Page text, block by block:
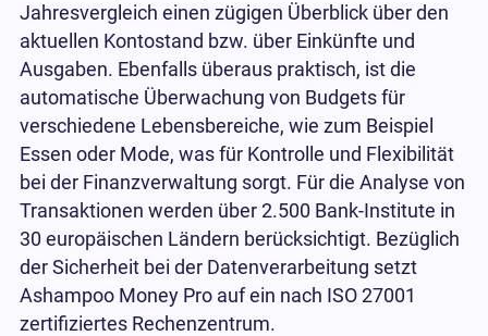
Jahresvergleich einen zügigen Überblick über den
aktuellen Kontostand bzw. über Einkünfte und
Ausgaben. Ebenfalls überaus praktisch, ist die
automatische Überwachung von Budgets für
verschiedene Lebensbereiche, wie zum Beispiel
Essen oder Mode, was für Kontrolle und Flexibilität
bei der Finanzverwaltung sorgt. Für die Analyse von
Transaktionen werden über 2.500 Bank-Institute in
30 europäischen Ländern berücksichtigt. Bezüglich
der Sicherheit bei der Datenverarbeitung setzt
Ashampoo Money Pro auf ein nach ISO 27001
zertifiziertes Rechenzentrum.